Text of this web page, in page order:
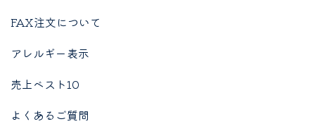
FAX注文について
アレルギー表示
売上ベスト10
よくあるご質問